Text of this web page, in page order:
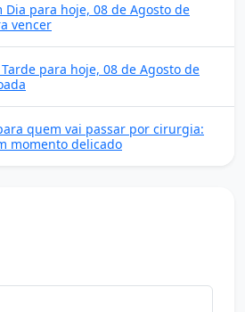
Dia para hoje, 08 de Agosto de
vencer
para hoje, 08 de Agosto de
quem vai passar por cirurgia:
momento delicado